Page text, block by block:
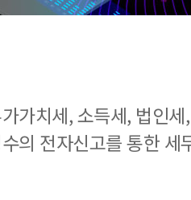
가치세, 소득세, 법인
의 전자신고를 통한 세